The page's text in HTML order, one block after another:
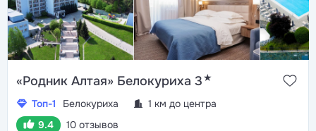
«Родник Алтая» Белокуриха 3★
Топ-1 Белокуриха
1 км до центра
9.4
10 отзывов